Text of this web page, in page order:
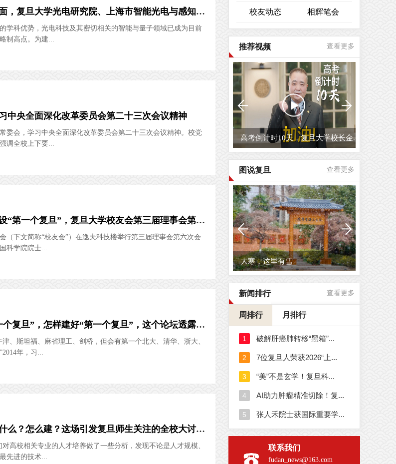
开创光电研究领域新局面，复旦大学光电研究院、上海市智能光电与感知前沿科学研究基地正式揭牌
学科优势，光电科技及其密切相关的智能与量子领域已成为目前
制高点。为建...
中央全面深化改革委员会第二十三次会议精神
委会，学习中央全面深化改革委员会第二十三次会议精神。校党
调全校上下要...
凝聚校友力量，助力建设“第一个复旦”，复旦大学校友会第三届理事会第六次会议暨各地校友会会长...
（下文简称“校友会”）在逸夫科技楼举行第三届理事会第六次会
科学院院士...
上观新闻：什么是“第一个复旦”，怎样建好“第一个复旦”，这个论坛透露了什么信息
、斯坦福、麻省理工、剑桥，但会有第一个北大、清华、浙大、
年，习...
文汇：“第一个复旦”是什么？怎么建？这场引发复旦师生关注的全校大讨论，为“大学大师大楼”逻...
高校相关专业的人才培养做了一些分析，发现不论是人才规模、
先进的技术...
校友动态 相辉笔会
推荐视频 查看更多
高考倒计时10天，复旦大学校长金...
图说复旦 查看更多
大寒，这里有雪
新闻排行 查看更多
周排行 月排行
联系我们
fudan_news@163.com